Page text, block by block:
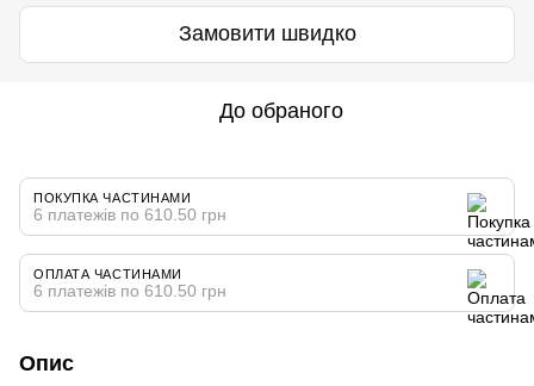
Замовити швидко
До обраного
ПОКУПКА ЧАСТИНАМИ
6 платежів по 610.50 грн
ОПЛАТА ЧАСТИНАМИ
6 платежів по 610.50 грн
Опис